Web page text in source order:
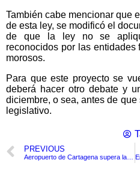
También cabe mencionar que
de esta ley, se modificó el
de que la ley no se
reconocidos por las
morosos.
Para que este proyecto se
deberá hacer otro debate y
diciembre, o sea, antes de
legislativo.
PREVIOUS